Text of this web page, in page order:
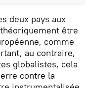
deux pays aux
être
comme
au contraire,
globalistes, cela
contre la